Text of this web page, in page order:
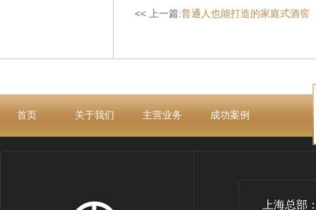
<< 上一篇:普通人也能打造的家庭式酒窖
首页 关于我们 主营业务 成功案例
上海总部